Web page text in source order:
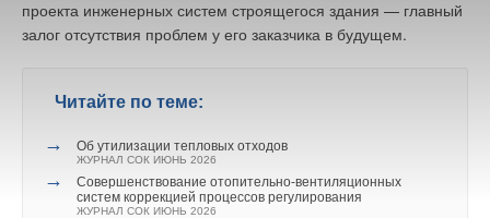
проекта инженерных систем строящегося здания — главный
залог отсутствия проблем у его заказчика в будущем.
Читайте по теме:
→ Об утилизации тепловых отходов
ЖУРНАЛ СОК ИЮНЬ 2026
→
Совершенствование отопительно-вентиляционных
систем коррекцией процессов регулирования
ЖУРНАЛ СОК ИЮНЬ 2026